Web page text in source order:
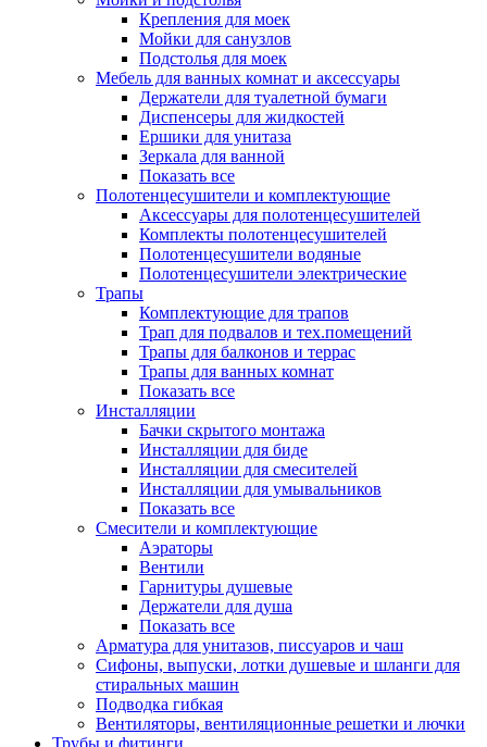
Крепления для моек
Мойки для санузлов
Подстолья для моек
Мебель для ванных комнат и аксессуары
Держатели для туалетной бумаги
Диспенсеры для жидкостей
Ершики для унитаза
Зеркала для ванной
Показать все
Полотенцесушители и комплектующие
Аксессуары для полотенцесушителей
Комплекты полотенцесушителей
Полотенцесушители водяные
Полотенцесушители электрические
Трапы
Комплектующие для трапов
Трап для подвалов и тех.помещений
Трапы для балконов и террас
Трапы для ванных комнат
Показать все
Инсталляции
Бачки скрытого монтажа
Инсталляции для биде
Инсталляции для смесителей
Инсталляции для умывальников
Показать все
Смесители и комплектующие
Аэраторы
Вентили
Гарнитуры душевые
Держатели для душа
Показать все
Арматура для унитазов, писсуаров и чаш
Сифоны, выпуски, лотки душевые и шланги для
стиральных машин
Подводка гибкая
Вентиляторы, вентиляционные решетки и лючки
Трубы и фитинги